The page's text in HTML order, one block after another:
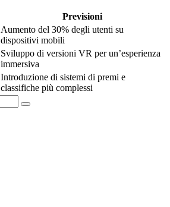
Previsioni
Aumento del 30% degli utenti su
dispositivi mobili
Sviluppo di versioni VR per un’esperienza
immersiva
Introduzione di sistemi di premi e
classifiche più complessi